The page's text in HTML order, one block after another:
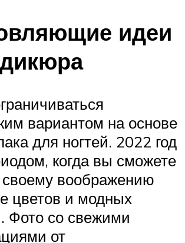
идеи
вариантом на основе
для ногтей. 2022 год
когда вы сможете
воображению
цветов и модных
Фото со свежими
от